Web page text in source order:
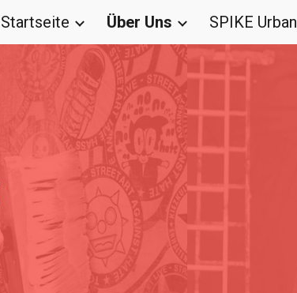
Skip to navigation
Startseite Über Uns SPIKE Urban